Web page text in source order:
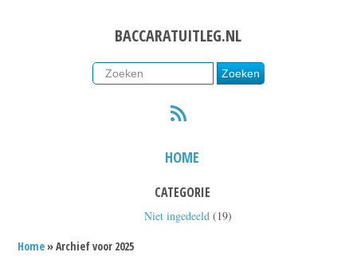
BACCARATUITLEG.NL
HOME
CATEGORIE
Niet ingedeeld (19)
Home» Archief voor 2025